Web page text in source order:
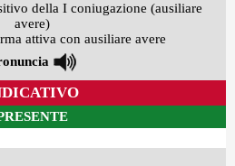
della I coniugazione (ausiliare
avere)
attiva con ausiliare avere